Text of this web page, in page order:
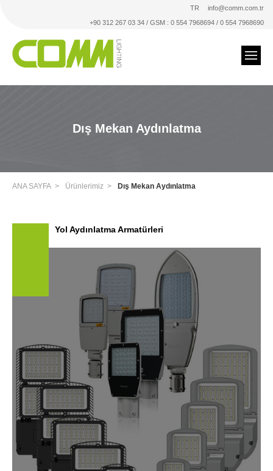
TR
info@comm.com.tr
+90 312 267 03 34 / GSM : 0 554 7968694 / 0 554 7968690
Dış Mekan Aydınlatma
ANA SAYFA Ürünlerimiz Dış Mekan Aydınlatma